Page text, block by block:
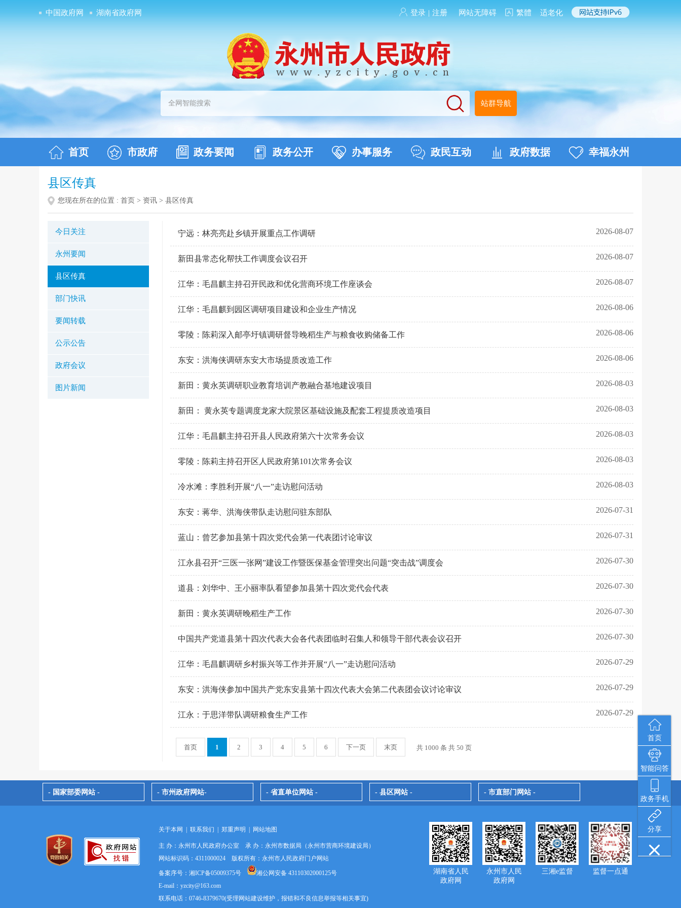
中国政府网 湖南省政府网 登录 | 注册 网站无障碍 繁體 适老化
站群导航
首页 市政府 政务要闻 政务公开 办事服务 政民互动 政府数据 幸福永州
首页
智能问答
政务手机
分享
县区传真
您现在所在的位置 : 首页 > 资讯 > 县区传真
今日关注
永州要闻
县区传真
部门快讯
要闻转载
公示公告
政府会议
图片新闻
宁远：林亮亮赴乡镇开展重点工作调研 2026-08-07
新田县常态化帮扶工作调度会议召开 2026-08-07
江华：毛昌麒主持召开民政和优化营商环境工作座谈会 2026-08-07
江华：毛昌麒到园区调研项目建设和企业生产情况 2026-08-06
零陵：陈莉深入邮亭圩镇调研督导晚稻生产与粮食收购储备工作 2026-08-06
东安：洪海侠调研东安大市场提质改造工作 2026-08-06
新田：黄永英调研职业教育培训产教融合基地建设项目 2026-08-03
新田： 黄永英专题调度龙家大院景区基础设施及配套工程提质改造项目 2026-08-03
江华：毛昌麒主持召开县人民政府第六十次常务会议 2026-08-03
零陵：陈莉主持召开区人民政府第101次常务会议 2026-08-03
冷水滩：李胜利开展“八一”走访慰问活动 2026-08-03
东安：蒋华、洪海侠带队走访慰问驻东部队 2026-07-31
蓝山：曾艺参加县第十四次党代会第一代表团讨论审议 2026-07-31
江永县召开“三医一张网”建设工作暨医保基金管理突出问题“突击战”调度会 2026-07-30
道县：刘华中、王小丽率队看望参加县第十四次党代会代表 2026-07-30
新田：黄永英调研晚稻生产工作 2026-07-30
中国共产党道县第十四次代表大会各代表团临时召集人和领导干部代表会议召开 2026-07-30
江华：毛昌麒调研乡村振兴等工作并开展“八一”走访慰问活动 2026-07-29
东安：洪海侠参加中国共产党东安县第十四次代表大会第二代表团会议讨论审议 2026-07-29
江永：于思洋带队调研粮食生产工作 2026-07-29
首页 1 2 3 4 5 6 下一页 末页 共 1000 条 共 50 页
- 国家部委网站 - - 市州政府网站- - 省直单位网站 - - 县区网站 - - 市直部门网站 -
关于本网 联系我们 郑重声明 网站地图
主 办：永州市人民政府办公室 承 办：永州市数据局（永州市营商环境建设局）
网站标识码：4311000024 版权所有：永州市人民政府门户网站
备案序号：湘ICP备05009375号
湘公网安备 43110302000125号
E-mail：yzcity@163.com
联系电话：0746-8379670(受理网站建设维护，报错和不良信息举报等相关事宜)
湖南省人民
政府网
永州市人民
政府网
三湘e监督 监督一点通